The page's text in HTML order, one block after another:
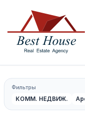
Фильтры
КОММ. НЕДВИЖ.